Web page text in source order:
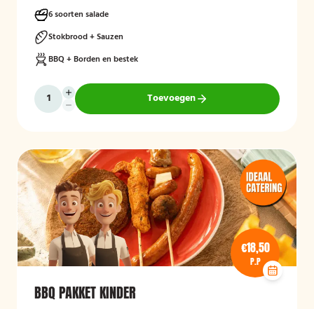
6 soorten salade
Stokbrood + Sauzen
BBQ + Borden en bestek
Toevoegen
€18,50
P.P
BBQ PAKKET KINDER